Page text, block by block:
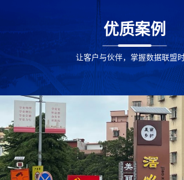
优质案例
让客户与伙伴，掌握数据联盟